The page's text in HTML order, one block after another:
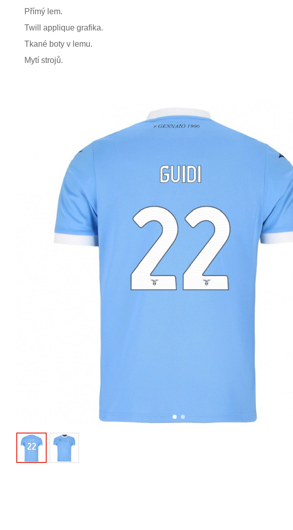
Přímý lem.
Twill applique grafika.
Tkané boty v lemu.
Mytí strojů.